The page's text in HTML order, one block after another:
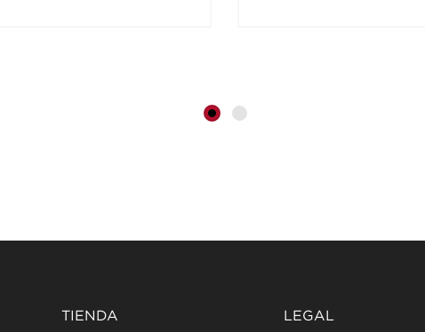
TIENDA LEGAL